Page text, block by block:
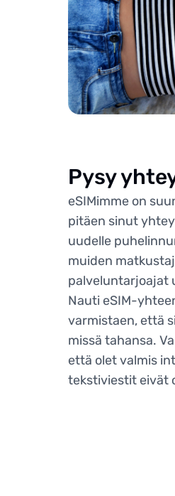
Pysy
eSIMimme on
pitäen sinut
uudelle
muiden
palveluntarjoajat
Nauti eSIM-
varmistaen, että
missä tahansa.
että olet valmis
tekstiviestit eivät